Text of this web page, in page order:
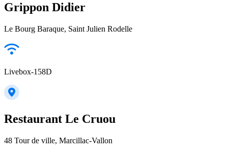
Grippon Didier
Le Bourg Baraque, Saint Julien Rodelle
Livebox-158D
Restaurant Le Cruou
48 Tour de ville, Marcillac-Vallon